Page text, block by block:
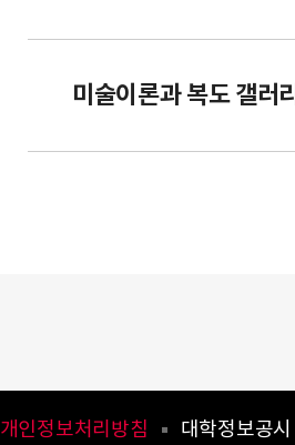
미술이론과 복도 갤러리
개인정보처리방침 대학정보공시